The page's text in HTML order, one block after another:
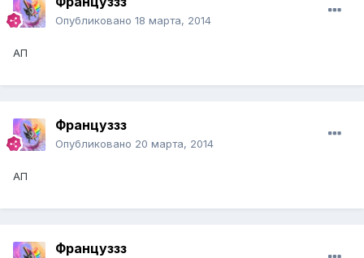
Опубликовано 18 марта, 2014
АП
Француззз
Опубликовано 20 марта, 2014
АП
Француззз